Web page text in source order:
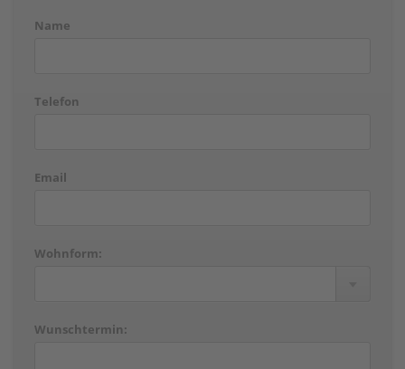
Name
Telefon
Email
Wohnform:
Wunschtermin: